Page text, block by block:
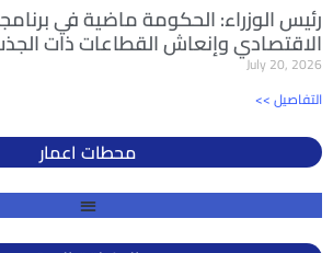
رئيس الوزراء: الحكومة ماضية في
الاقتصادي وإنعاش القطاعات ذات
July 20, 2026
<< التفاصيل
محطات اعمار